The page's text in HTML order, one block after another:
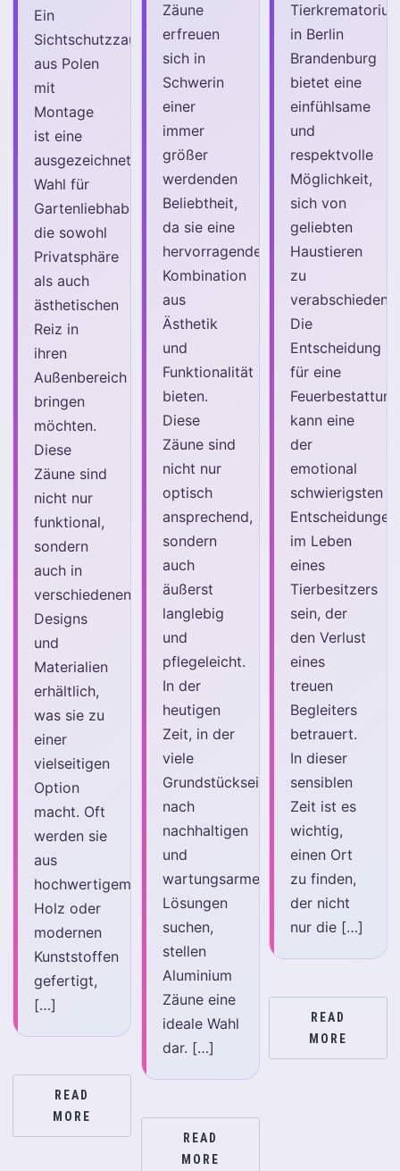
Ein
Sichtschutzzaun
aus Polen
mit
Montage
ist eine
ausgezeichnete
Wahl für
Gartenliebhaber,
die sowohl
Privatsphäre
als auch
ästhetischen
Reiz in
ihren
Außenbereich
bringen
möchten.
Diese
Zäune sind
nicht nur
funktional,
sondern
auch in
verschiedenen
Designs
und
Materialien
erhältlich,
was sie zu
einer
vielseitigen
Option
macht. Oft
werden sie
aus
hochwertigem
Holz oder
modernen
Kunststoffen
gefertigt,
[…]
READ
MORE
Zäune
erfreuen
sich in
Schwerin
einer
immer
größer
werdenden
Beliebtheit,
da sie eine
hervorragende
Kombination
aus
Ästhetik
und
Funktionalität
bieten.
Diese
Zäune sind
nicht nur
optisch
ansprechend,
sondern
auch
äußerst
langlebig
und
pflegeleicht.
In der
heutigen
Zeit, in der
viele
Grundstückseigentümer
nach
nachhaltigen
und
wartungsarmen
Lösungen
suchen,
stellen
Aluminium
Zäune eine
ideale Wahl
dar. […]
READ
MORE
in Berlin
Brandenburg
bietet eine
einfühlsame
und
respektvolle
Möglichkeit,
sich von
geliebten
Haustieren
zu
verabschieden.
Die
Entscheidung
für eine
Feuerbestattung
kann eine
der
emotional
schwierigsten
Entscheidungen
im Leben
eines
Tierbesitzers
sein, der
den Verlust
eines
treuen
Begleiters
betrauert.
In dieser
sensiblen
Zeit ist es
wichtig,
einen Ort
zu finden,
der nicht
nur die […]
READ
MORE